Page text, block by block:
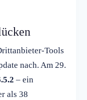
Tools
nach. Am 29.
– ein
als 38